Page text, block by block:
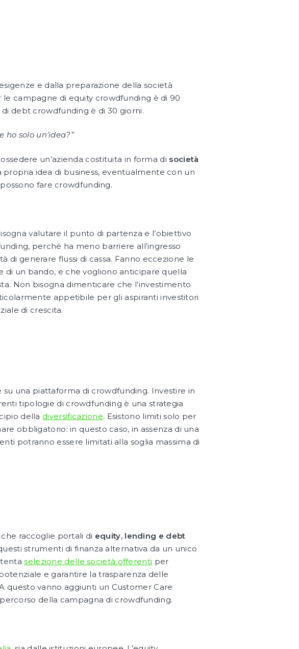
e dalla preparazione della società
le campagne di equity crowdfunding è di 90
debt crowdfunding è di 30 giorni.
solo un’idea?”
un’azienda costituita in forma di società
idea di business, eventualmente con un
fare crowdfunding.
valutare il punto di partenza e l’obiettivo
perché ha meno barriere all’ingresso
di generare flussi di cassa. Fanno eccezione le
di un bando, e che vogliono anticipare quella
Non bisogna dimenticare che l’investimento
appetibile per gli aspiranti investitori
di crescita.
una piattaforma di crowdfunding. Investire in
tipologie di crowdfunding è una strategia
della diversificazione. Esistono limiti solo per
obbligatorio: in questo caso, in assenza di una
potranno essere limitati alla soglia massima di
che raccoglie portali di equity, lending e debt
strumenti di finanza alternativa da un unico
selezione delle società offerenti per
e garantire la trasparenza delle
questo vanno aggiunti un Customer Care
della campagna di crowdfunding.